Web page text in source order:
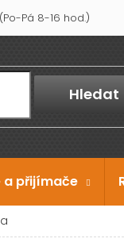
Hledat
a přijímače